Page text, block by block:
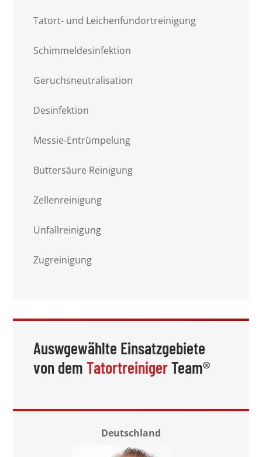
Tatort- und Leichenfundortreinigung
Schimmeldesinfektion
Geruchsneutralisation
Desinfektion
Messie-Entrümpelung
Buttersäure Reinigung
Zellenreinigung
Unfallreinigung
Zugreinigung
Auswgewählte Einsatzgebiete
von demTatortreinigerTeam®
Deutschland